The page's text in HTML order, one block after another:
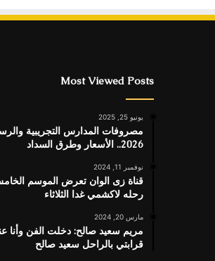
Most Viewed Posts
يونيو 25, 2025
2026.. الأسعار وطرق السداد
نوفمبر 11, 2024
قناة زى الوان تعرض الموسم
رحله لاكشمي غدا الثلاثاء
مارس 20, 2024
قرابتي بالراحل سعيد صالح